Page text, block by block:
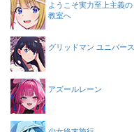
ようこそ実力至上主義の
教室へ
グリッドマン ユニバース
アズールレーン